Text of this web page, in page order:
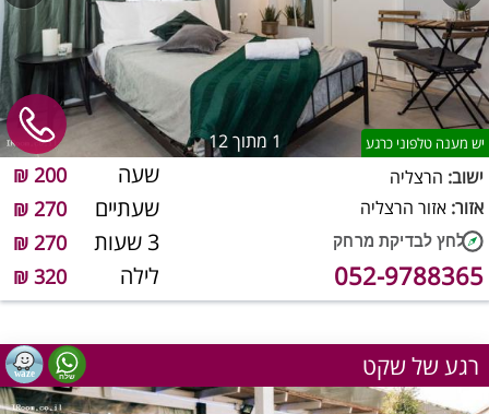
1 מתוך 12 יש מענה טלפוני כרגע
שעה 200 ₪
שעתיים 270 ₪
3 שעות 270 ₪
לילה 320 ₪
ישוב: הרצליה
אזור: אזור הרצליה
052-9788365
רגע של שקט